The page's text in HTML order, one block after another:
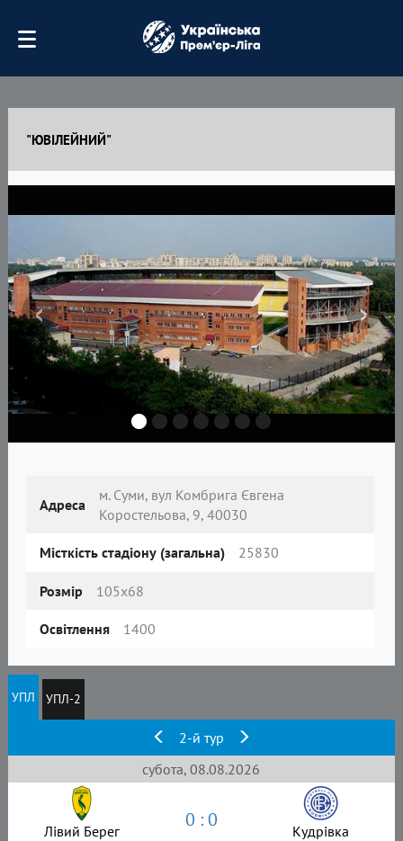
"ЮВІЛЕЙНИЙ"
‹ ›
Адреса
м. Суми, вул Комбрига Євгена
Коростельова, 9, 40030
Місткість стадіону (загальна) 25830
Розмір 105х68
Освітлення 1400
УПЛ УПЛ-2
2-й тур
субота, 08.08.2026
Лівий Берег 0 : 0 Кудрівка